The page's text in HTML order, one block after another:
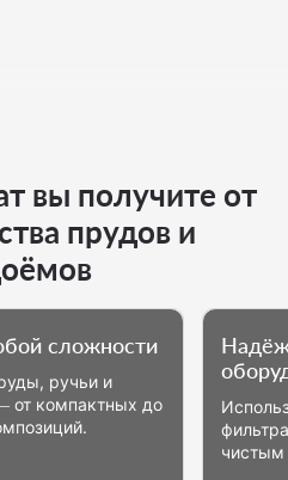
вы получите от
прудов и
сложности
ручьи и
от компактных до
чистым